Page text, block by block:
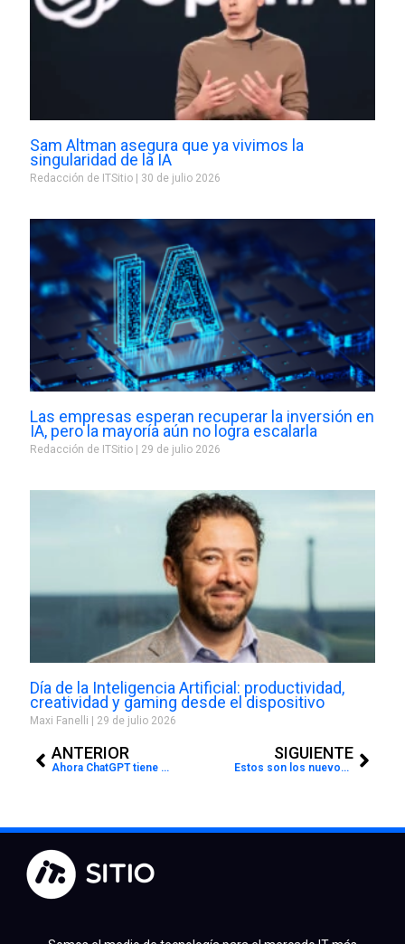
Sam Altman asegura que ya vivimos la
singularidad de la IA
Redacción de ITSitio 30 de julio 2026
Las empresas esperan recuperar la inversión en
IA, pero la mayoría aún no logra escalarla
Redacción de ITSitio 29 de julio 2026
Día de la Inteligencia Artificial: productividad,
creatividad y gaming desde el dispositivo
Maxi Fanelli 29 de julio 2026
ANTERIOR
Ahora ChatGPT tiene memoria: de qué se trata
SIGUIENTE
Estos son los nuevos TVs Samsung con inteligencia artificial